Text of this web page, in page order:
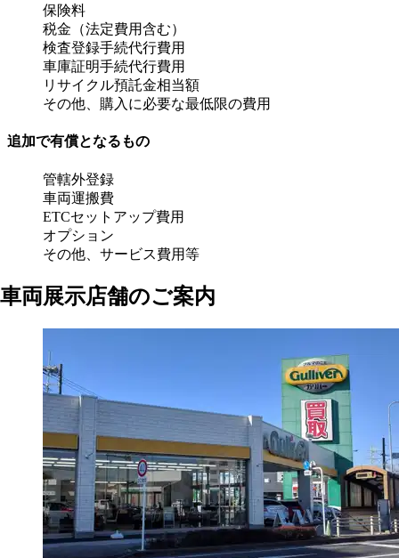
保険料
税金（法定費用含む）
検査登録手続代行費用
車庫証明手続代行費用
リサイクル預託金相当額
その他、購入に必要な最低限の費用
追加で有償となるもの
管轄外登録
車両運搬費
ETCセットアップ費用
オプション
その他、サービス費用等
車両展示店舗のご案内